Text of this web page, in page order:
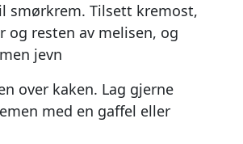
smørkrem. Tilsett kremost,
og resten av melisen, og
jevn
over kaken. Lag gjerne
med en gaffel eller